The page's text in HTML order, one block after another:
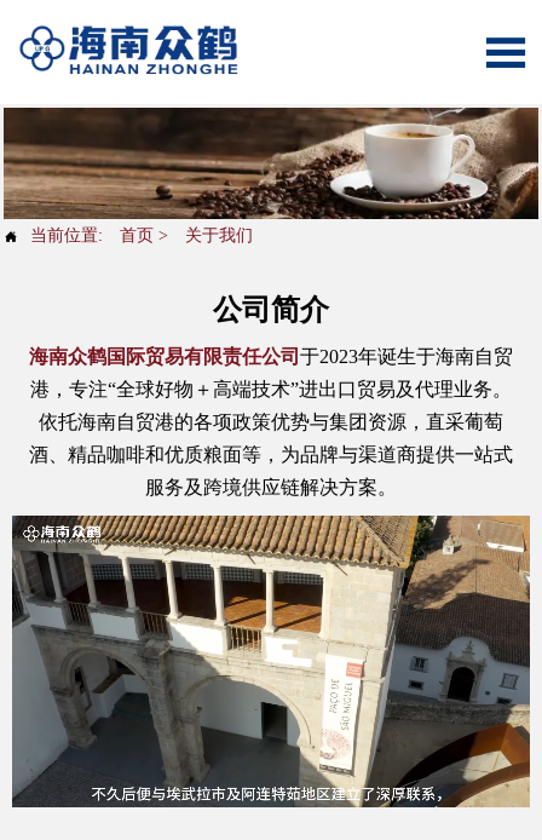

 当前位置: 首页 > 关于我们
公司简介
海南众鹤国际贸易有限责任公司 于2023年诞生于海南自贸
港，专注“全球好物＋高端技术”进出口贸易及代理业务。
依托海南自贸港的各项政策优势与集团资源，直采葡萄
酒、精品咖啡和优质粮面等，为品牌与渠道商提供一站式
服务及跨境供应链解决方案。